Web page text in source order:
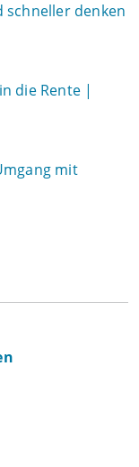
schneller denken
die Rente |
mit